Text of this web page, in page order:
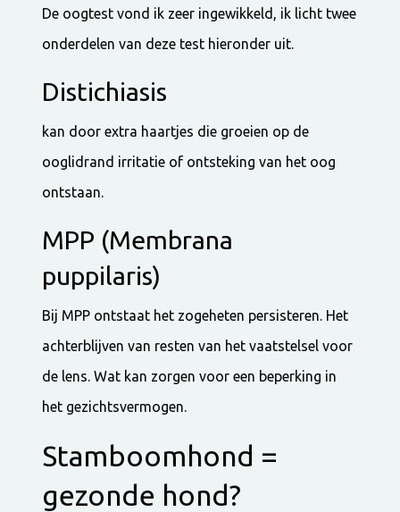
De oogtest vond ik zeer ingewikkeld, ik licht twee
onderdelen van deze test hieronder uit.
Distichiasis
kan door extra haartjes die groeien op de
ooglidrand irritatie of ontsteking van het oog
ontstaan.
MPP (Membrana
puppilaris)
Bij MPP ontstaat het zogeheten persisteren. Het
achterblijven van resten van het vaatstelsel voor
de lens. Wat kan zorgen voor een beperking in
het gezichtsvermogen.
Stamboomhond =
gezonde hond?